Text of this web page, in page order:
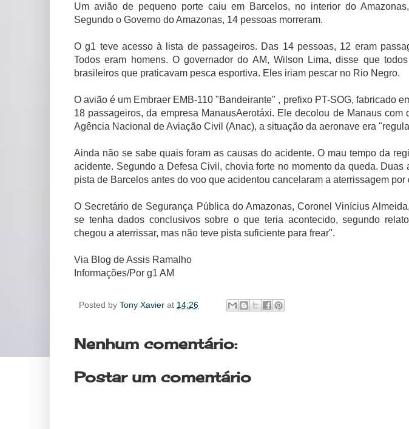
Um avião de pequeno porte caiu em Barcelos, no interior do
Segundo o Governo do Amazonas, 14 pessoas morreram.
O g1 teve acesso à lista de passageiros. Das 14 pessoas, 12 eram
Todos eram homens. O governador do AM, Wilson Lima, disse que
brasileiros que praticavam pesca esportiva. Eles iriam pescar no Rio Negro.
O avião é um Embraer EMB-110 "Bandeirante" , prefixo PT-SOG, fabricado
18 passageiros, da empresa ManausAerotáxi. Ele decolou de Manaus com
Agência Nacional de Aviação Civil (Anac), a situação da aeronave era
Ainda não se sabe quais foram as causas do acidente. O mau tempo da
acidente. Segundo a Defesa Civil, chovia forte no momento da queda. Duas
pista de Barcelos antes do voo que acidentou cancelaram a aterrissagem por
O Secretário de Segurança Pública do Amazonas, Coronel Vinícius
se tenha dados conclusivos sobre o que teria acontecido, segundo
chegou a aterrissar, mas não teve pista suficiente para frear".
Via Blog de Assis Ramalho
Informações/Por g1 AM
Posted by Tony Xavier at 14:26
Nenhum comentário:
Postar um comentário